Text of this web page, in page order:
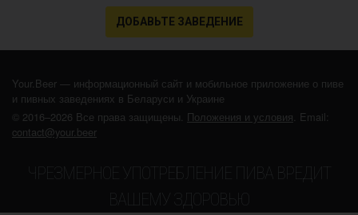
ДОБАВЬТЕ ЗАВЕДЕНИЕ
Your.Beer — информационный сайт и мобильное приложение о пиве
и пивных заведениях в Беларуси и Украине
© 2016–2026 Все права защищены. Положения и условия. Email:
contact@your.beer
ЧРЕЗМЕРНОЕ УПОТРЕБЛЕНИЕ ПИВА ВРЕДИТ
ВАШЕМУ ЗДОРОВЬЮ